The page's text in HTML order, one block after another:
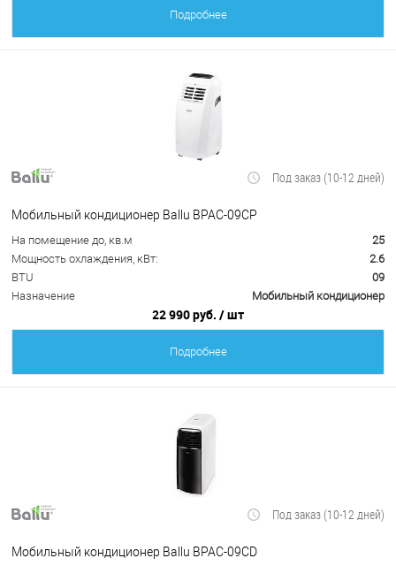
Подробнее
Под заказ (10-12 дней)
Мобильный кондиционер Ballu BPAC-09CP
На помещение до, кв.м
25
Мощность охлаждения, кВт:
2.6
BTU
09
Назначение
Мобильный кондиционер
22 990 руб. / шт
Подробнее
Под заказ (10-12 дней)
Мобильный кондиционер Ballu BPAC-09CD